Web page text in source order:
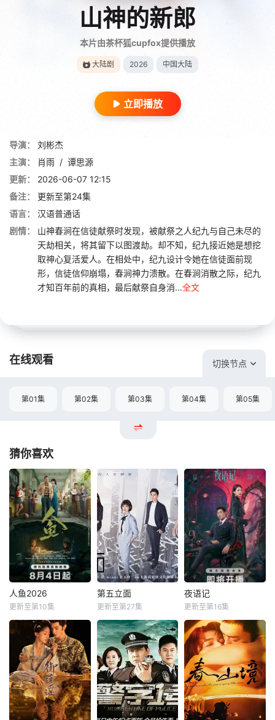
山神的新郎
本片由茶杯狐cupfox提供播放
大陆剧 2026 中国大陆
立即播放
导演：
刘彬杰
主演：
肖雨 / 谭思源
更新：
2026-06-07 12:15
备注：
更新至第24集
语言：
汉语普通话
剧情：
山神春涧在信徒献祭时发现，被献祭之人纪九与自己未尽的
天劫相关，将其留下以图渡劫。却不知，纪九接近她是想挖
取神心复活爱人。在相处中，纪九设计令她在信徒面前现
形，信徒信仰崩塌，春涧神力溃散。在春涧消散之际，纪九
才知百年前的真相，最后献祭自身消...全文
在线观看 切换节点
第01集 第02集 第03集 第04集 第05集
猜你喜欢
人鱼2026
更新至第10集
第五立面
更新至第27集
夜语记
更新至第16集